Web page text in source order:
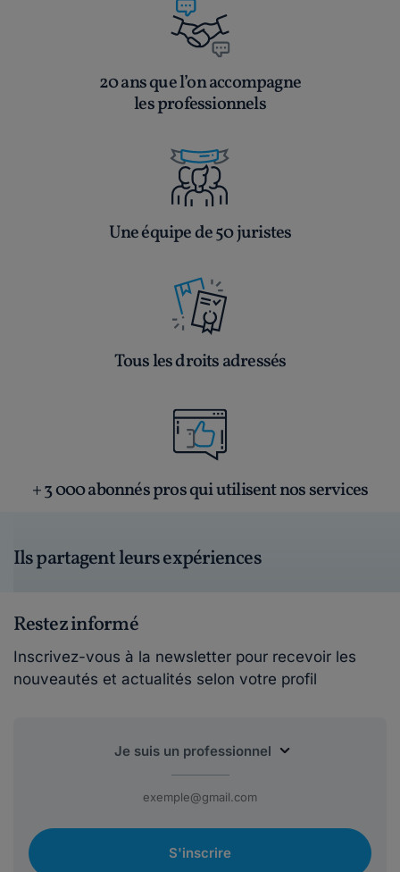
20 ans que l’on accompagne
les professionnels
Une équipe de 50 juristes
Tous les droits adressés
+ 3 000 abonnés pros qui utilisent nos services
Ils partagent leurs expériences
Restez informé
Inscrivez-vous à la newsletter pour recevoir les
nouveautés et actualités selon votre profil
S'inscrire